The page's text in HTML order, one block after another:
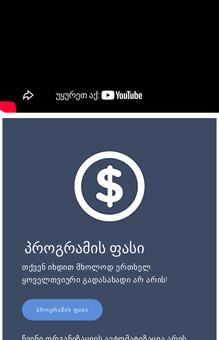
პროგრამის ფასი
თქვენ იხდით მხოლოდ ერთხელ.
ყოველთვიური გადასახადი არ არის!
ᲞᲠᲝᲒᲠᲐᲛᲘᲡ ᲤᲐᲡᲘ